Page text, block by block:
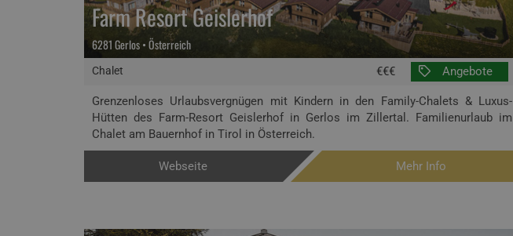
Chalet
Farm Resort Geislerhof
6281 Gerlos • Österreich
€€€ Angebote
Grenzenloses Urlaubsvergnügen mit Kindern in den Family-Chalets & Luxus-
Hütten des Farm-Resort Geislerhof in Gerlos im Zillertal. Familienurlaub im
Chalet am Bauernhof in Tirol in Österreich.
Webseite Mehr Info